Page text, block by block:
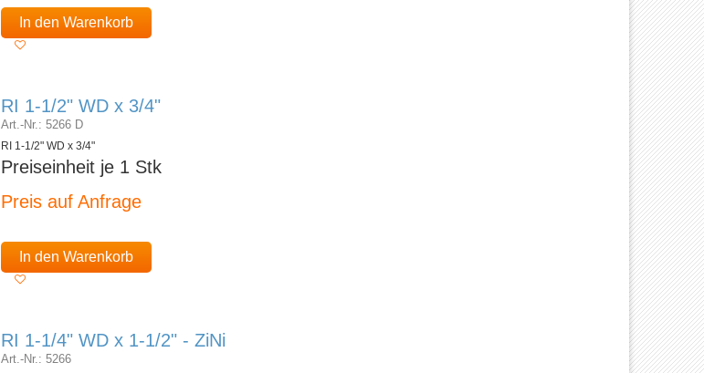
In den Warenkorb
RI 1-1/2" WD x 3/4"
Art.-Nr.: 5266 D
RI 1-1/2" WD x 3/4"
Preiseinheit je 1 Stk
Preis auf Anfrage
In den Warenkorb
RI 1-1/4" WD x 1-1/2" - ZiNi
Art.-Nr.: 5266